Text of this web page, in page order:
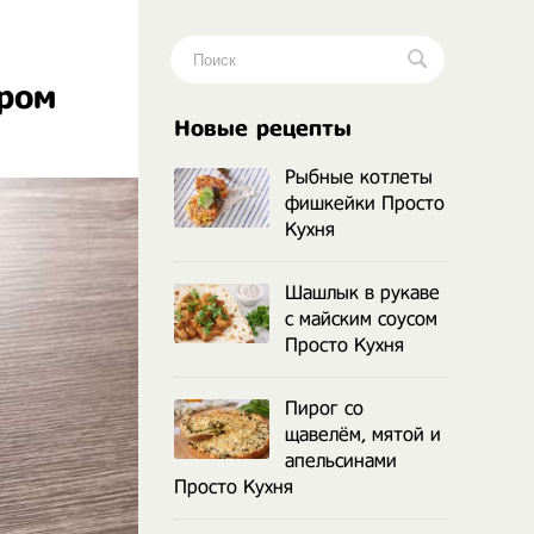
Новые рецепты
Рыбные котлеты
фишкейки Просто
Кухня
Шашлык в рукаве
с майским соусом
Просто Кухня
Пирог со
щавелём, мятой и
апельсинами
Просто Кухня